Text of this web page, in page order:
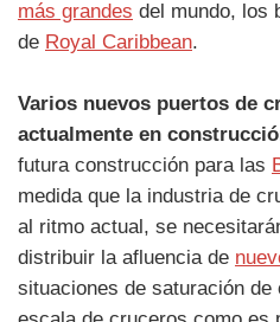
más grandes del mundo, los
de Royal Caribbean.
Varios nuevos puertos de
actualmente en
futura construcción para las
medida que la industria de
al ritmo actual, se
distribuir la afluencia de
situaciones de saturación